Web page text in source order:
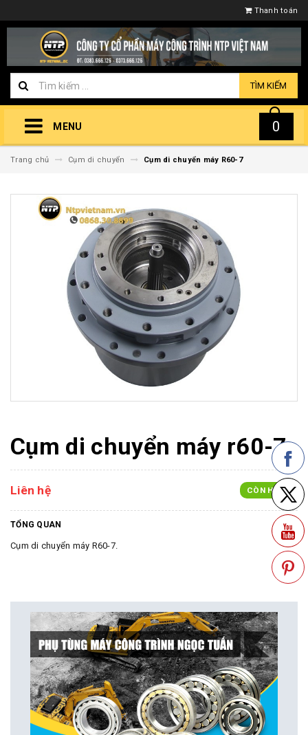
Thanh toán
TÌM KIẾM
MENU 0
Trang chủ Cụm di chuyển Cụm di chuyển máy R60-7
Cụm di chuyển máy r60-7
Liên hệ CÒN HÀNG
TỔNG QUAN
Cụm di chuyển máy R60-7.